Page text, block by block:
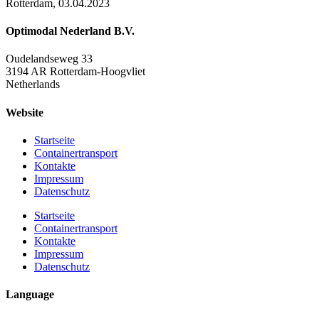
Rotterdam, 03.04.2023
Optimodal Nederland B.V.
Oudelandseweg 33
3194 AR Rotterdam-Hoogvliet
Netherlands
Website
Startseite
Containertransport
Kontakte
Impressum
Datenschutz
Startseite
Containertransport
Kontakte
Impressum
Datenschutz
Language